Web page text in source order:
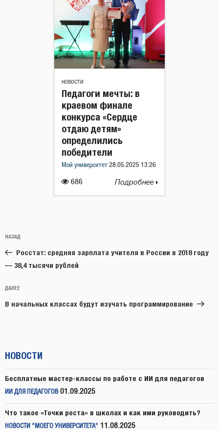
НОВОСТИ
686
Педагоги мечты: в
краевом финале
конкурса «Сердце
отдаю детям»
определились
победители
Мой университет 28.05.2025 13:26
Подробнее
по
записям
Предыдущая
запись:
НАЗАД
Росстат: средняя зарплата учителя в России в 2018 году
— 38,4 тысячи рублей
Следующая
запись
ДАЛЕЕ
В начальных классах будут изучать программирование
НОВОСТИ
Бесплатные мастер-классы по работе с ИИ для педагогов
ИИ ДЛЯ ПЕДАГОГОВ 01.09.2025
Что такое «Точки роста» в школах и как ими руководить?
НОВОСТИ "МОЕГО УНИВЕРСИТЕТА" 11.08.2025